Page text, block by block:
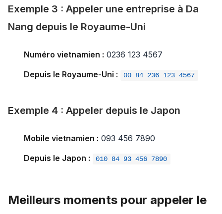
Exemple 3 : Appeler une entreprise à Da
Nang depuis le Royaume-Uni
Numéro vietnamien : 0236 123 4567
Depuis le Royaume-Uni :
00 84 236 123 4567
Exemple 4 : Appeler depuis le Japon
Mobile vietnamien : 093 456 7890
Depuis le Japon :
010 84 93 456 7890
Meilleurs moments pour appeler le